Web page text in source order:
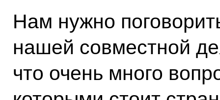
Нам нужно
нашей совместной
что очень много